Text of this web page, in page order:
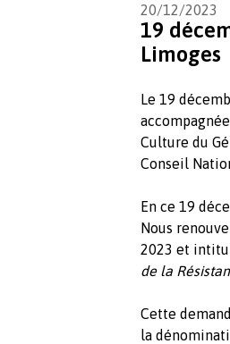
20/12/2023
19
Limoges
Le 19
Culture du
Conseil
En ce 19
Nous
2023 et
de la
Cette
la